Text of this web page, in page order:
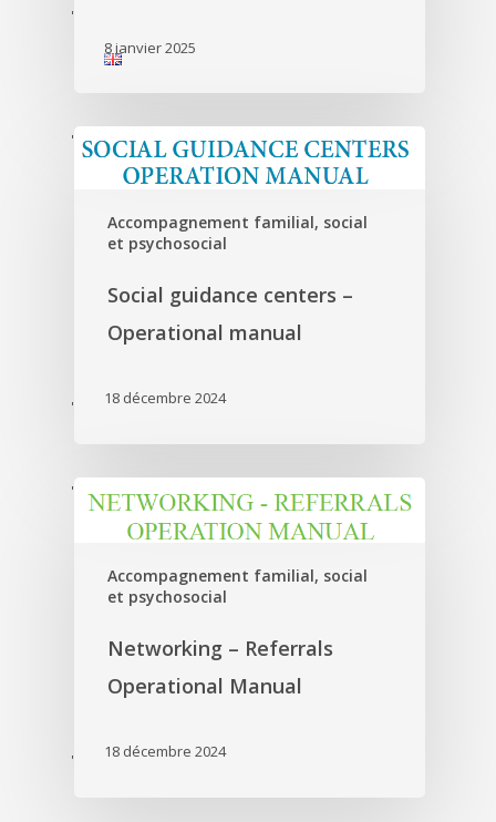
'
8 janvier 2025
'
'
Accompagnement familial, social
et psychosocial
Social guidance centers –
Operational manual
18 décembre 2024
'
'
Accompagnement familial, social
et psychosocial
Networking – Referrals
Operational Manual
18 décembre 2024